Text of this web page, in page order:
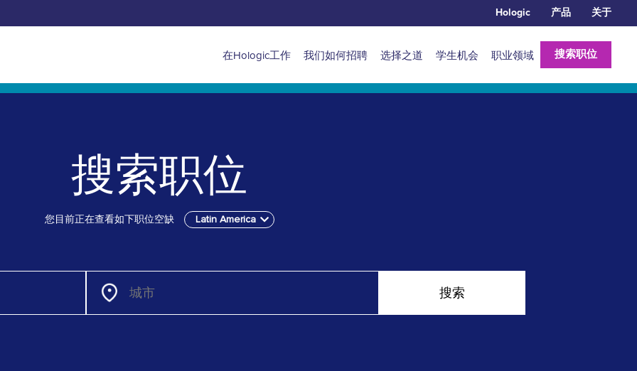
Hologic 产品 关于
Navigation
for
在Hologic工作 我们如何招聘 选择之道 学生机会 职业领域 搜索职位
搜索职位
您目前正在查看如下职位空缺 Latin America